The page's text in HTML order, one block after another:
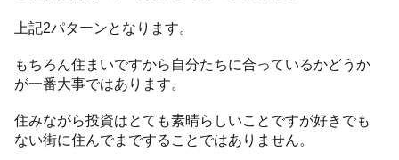
上記2パターンとなります。
もちろん住まいですから自分たちに合っているかどうか
が一番大事ではあります。
住みながら投資はとても素晴らしいことですが好きでも
ない街に住んでまですることではありません。